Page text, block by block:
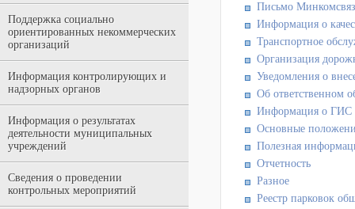
Поддержка социально
ориентированных некоммерческих
организаций
Информация контролирующих и
надзорных органов
Информация о результатах
деятельности муниципальных
учреждений
Сведения о проведении
контрольных мероприятий
Письмо
Информация о
Транспортное
Организация
Уведомления о
Об ответственном
Информация о
Основные
Полезная
Отчетность
Разное
Реестр парковок